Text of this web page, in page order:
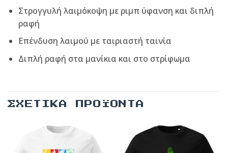
Στρογγυλή λαιμόκοψη με ριμπ ύφανση και διπλή
ραφή
Επένδυση λαιμού με ταιριαστή ταινία
Διπλή ραφή στα μανίκια και στο στρίφωμα
ΣΧΕΤΙΚΆ ΠΡΟΪΌΝΤΑ